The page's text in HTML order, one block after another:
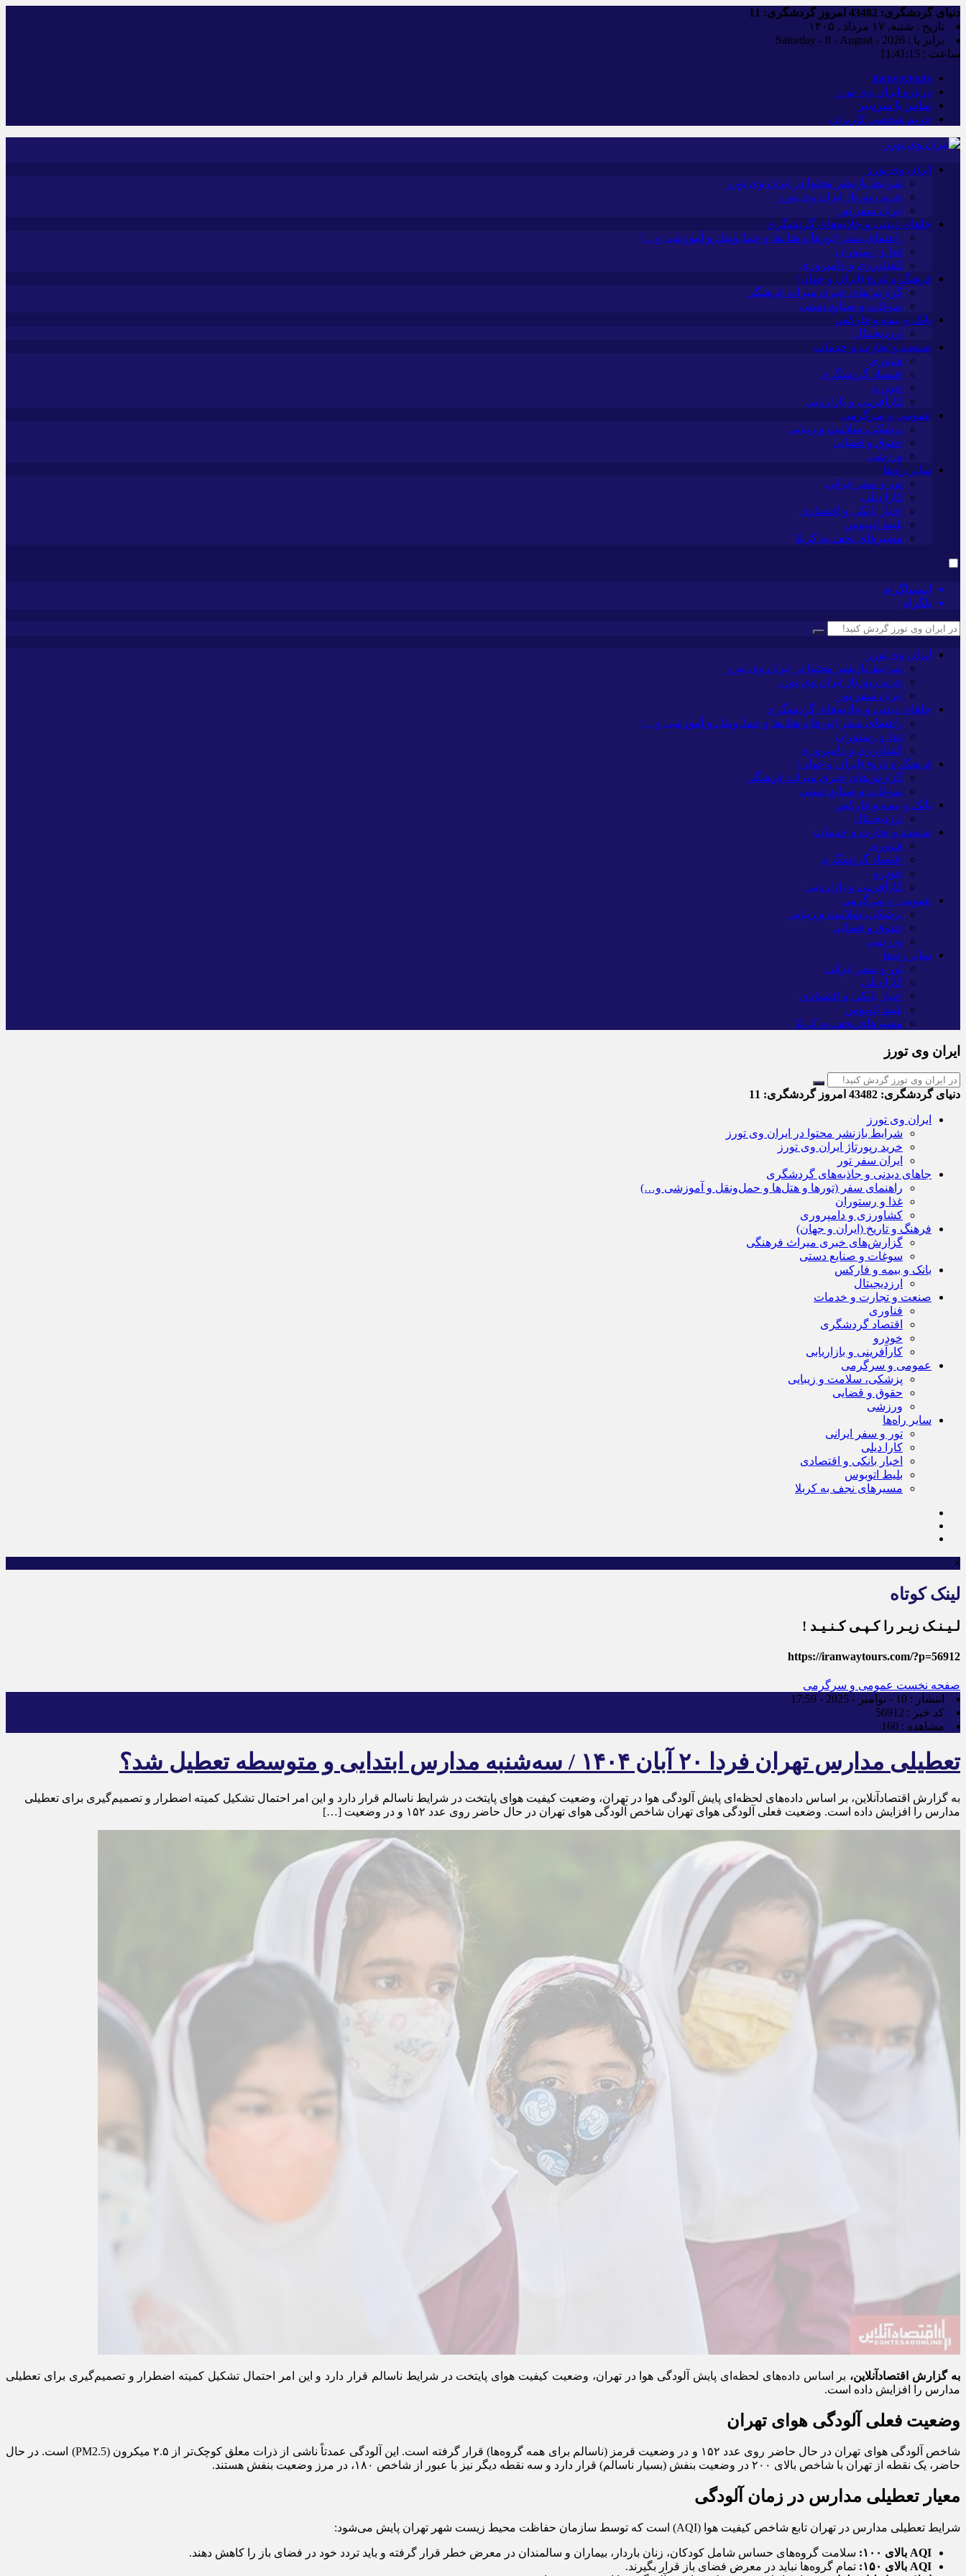
دنیای گردشگری: امروز گردشگری:
تاریخ : شنبه, ۱۷ مرداد , ۱۴۰۵
برابر با : Saturday - 8 - August - 2026
ساعت : 11:41:16
iranwaytours
درباره ایران وی تورز
تماس با سردبیر
حریم شخصی کاربران
ایران وی تورز
شرایط بازنشر محتوا در ایران وی تورز
خرید رپورتاژ ایران وی تورز
ایران سفر تور
جاهای دیدنی و جاذبه‌های گردشگری
راهنمای سفر (تورها و هتل‌ها و حمل‌و‌نقل و آموزشی و…)
غذا و رستوران
کشاورزی و دامپروری
فرهنگ و تاریخ (ایران و جهان)
گزارش‌های خبری میراث فرهنگی
سوغات و صنایع دستی
بانک و بیمه و فارکس
ارزدیجیتال
صنعت و تجارت و خدمات
فناوری
اقتصاد گردشگری
خودرو
کارآفرینی و بازاریابی
عمومی و سرگرمی
پزشکی، سلامت و زیبایی
حقوق و قضایی
ورزشی
سایر راه‌ها
تور و سفر ایرانی
کارا دیلی
اخبار بانکی و اقتصادی
بلیط اتوبوس
مسیرهای نجف به کربلا
اینستاگرام
تلگرام
ایران وی تورز
شرایط بازنشر محتوا در ایران وی تورز
خرید رپورتاژ ایران وی تورز
ایران سفر تور
جاهای دیدنی و جاذبه‌های گردشگری
راهنمای سفر (تورها و هتل‌ها و حمل‌و‌نقل و آموزشی و…)
غذا و رستوران
کشاورزی و دامپروری
فرهنگ و تاریخ (ایران و جهان)
گزارش‌های خبری میراث فرهنگی
سوغات و صنایع دستی
بانک و بیمه و فارکس
ارزدیجیتال
صنعت و تجارت و خدمات
فناوری
اقتصاد گردشگری
خودرو
کارآفرینی و بازاریابی
عمومی و سرگرمی
پزشکی، سلامت و زیبایی
حقوق و قضایی
ورزشی
سایر راه‌ها
تور و سفر ایرانی
کارا دیلی
اخبار بانکی و اقتصادی
بلیط اتوبوس
مسیرهای نجف به کربلا
ایران وی تورز
دنیای گردشگری: امروز گردشگری:
ایران وی تورز
شرایط بازنشر محتوا در ایران وی تورز
خرید رپورتاژ ایران وی تورز
ایران سفر تور
جاهای دیدنی و جاذبه‌های گردشگری
راهنمای سفر (تورها و هتل‌ها و حمل‌و‌نقل و آموزشی و…)
غذا و رستوران
کشاورزی و دامپروری
فرهنگ و تاریخ (ایران و جهان)
گزارش‌های خبری میراث فرهنگی
سوغات و صنایع دستی
بانک و بیمه و فارکس
ارزدیجیتال
صنعت و تجارت و خدمات
فناوری
اقتصاد گردشگری
خودرو
کارآفرینی و بازاریابی
عمومی و سرگرمی
پزشکی، سلامت و زیبایی
حقوق و قضایی
ورزشی
سایر راه‌ها
تور و سفر ایرانی
کارا دیلی
اخبار بانکی و اقتصادی
بلیط اتوبوس
مسیرهای نجف به کربلا
×
لینک کوتاه
لـیـنـک زیـر را کـپـی کـنـیـد !
https://iranwaytours.com/?p=56912
صفحه نخست عمومی و سرگرمی
انتشار : 10 - نوامبر - 2025 - 17:59
کد خبر : 56912
مشاهده : 160
تعطیلی مدارس تهران فردا ۲۰ آبان ۱۴۰۴ / سه‌شنبه مدارس ابتدایی و متوسطه تعطیل شد؟
به گزارش اقتصادآنلاین، بر اساس داده‌های لحظه‌ای پایش آلودگی هوا در تهران، وضعیت کیفیت هوای پایتخت در شرایط ناسالم قرار دارد و این امر احتمال تشکیل کمیته اضطرار و تصمیم‌گیری برای تعطیلی
مدارس را افزایش داده است. وضعیت فعلی آلودگی هوای تهران شاخص آلودگی هوای تهران در حال حاضر روی عدد ۱۵۲ و در وضعیت […]
به گزارش اقتصادآنلاین، بر اساس داده‌های لحظه‌ای پایش آلودگی هوا در تهران، وضعیت کیفیت هوای پایتخت در شرایط ناسالم قرار دارد و این امر احتمال تشکیل کمیته اضطرار و تصمیم‌گیری برای تعطیلی
مدارس را افزایش داده است.
وضعیت فعلی آلودگی هوای تهران
شاخص آلودگی هوای تهران در حال حاضر روی عدد ۱۵۲ و در وضعیت قرمز (ناسالم برای همه گروه‌ها) قرار گرفته است. این آلودگی عمدتاً ناشی از ذرات معلق کوچک‌تر از ۲.۵ میکرون (PM2.5) است. در حال
حاضر، یک نقطه از تهران با شاخص بالای ۲۰۰ در وضعیت بنفش (بسیار ناسالم) قرار دارد و سه نقطه دیگر نیز با عبور از شاخص ۱۸۰، در مرز وضعیت بنفش هستند.
معیار تعطیلی مدارس در زمان آلودگی
شرایط تعطیلی مدارس در تهران تابع شاخص کیفیت هوا (AQI) است که توسط سازمان حفاظت محیط زیست شهر تهران پایش می‌شود:
AQI بالای ۱۰۰:
سلامت گروه‌های حساس شامل کودکان، زنان باردار، بیماران و سالمندان در معرض خطر قرار گرفته و باید تردد خود در فضای باز را کاهش دهند.
AQI بالای ۱۵۰:
تمام گروه‌ها نباید در معرض فضای باز قرار بگیرند.